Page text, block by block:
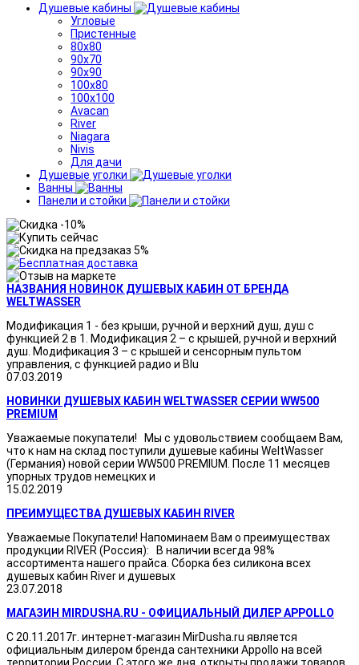
Душевые кабины
Угловые
Пристенные
80x80
90x70
90x90
100x80
100x100
Avacan
River
Niagara
Nivis
Для дачи
Душевые уголки
Ванны
Панели и стойки
НАЗВАНИЯ НОВИНОК ДУШЕВЫХ КАБИН ОТ БРЕНДА
WELTWASSER
Модификация 1 - без крыши, ручной и верхний душ, душ с
функцией 2 в 1. Модификация 2 – с крышей, ручной и верхний
душ. Модификация 3 – с крышей и сенсорным пультом
управления, с функцией радио и Blu
07.03.2019
НОВИНКИ ДУШЕВЫХ КАБИН WELTWASSER СЕРИИ WW500
PREMIUM
Уважаемые покупатели! Мы с удовольствием сообщаем Вам,
что к нам на склад поступили душевые кабины WeltWasser
(Германия) новой серии WW500 PREMIUM. После 11 месяцев
упорных трудов немецких и
15.02.2019
ПРЕИМУЩЕСТВА ДУШЕВЫХ КАБИН RIVER
Уважаемые Покупатели! Напоминаем Вам о преимуществах
продукции RIVER (Россия): В наличии всегда 98%
ассортимента нашего прайса. Сборка без силикона всех
душевых кабин River и душевых
23.07.2018
МАГАЗИН MIRDUSHA.RU - ОФИЦИАЛЬНЫЙ ДИЛЕР APPOLLO
С 20.11.2017г. интернет-магазин MirDusha.ru является
официальным дилером бренда сантехники Appollo на всей
территории России. С этого же дня, открыты продажи товаров